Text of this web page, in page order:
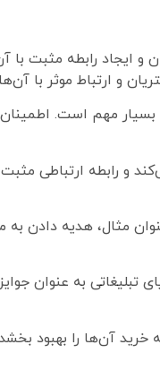
ایجاد رابطه مثبت با
و ارتباط موثر با
بسیار مهم است.
و رابطه ارتباطی
مثال، هدیه دادن به
تبلیغاتی به عنوان
آن‌ها را بهبود